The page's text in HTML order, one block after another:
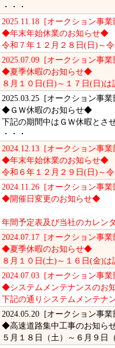
・・・
2025.11.18 [オークション事業
◆年末年始休業のお知らせ◆
令和７年１２月２８日(日)～
2025.07.09 [オークション事業
◆夏季休暇のお知らせ◆
８月１０日(日)～１７日(日)は
2025.03.25 [オークション事業
◆ＧＷ休暇のお知らせ◆
下記の期間中はＧＷ休暇とさ
・・・
2024.12.13 [オークション事業
◆年末年始休業のお知らせ◆
令和６年１２月２９日(日)～
2024.11.26 [オークション事業
◆開催日変更のお知らせ◆
年間予定表及び当社のカレン
2024.07.17 [オークション事業
◆夏季休暇のお知らせ◆
８月１０日(土)～１６日(金)は
2024.07.03 [オークション事業
◆システムメンテナンスのお
下記の通りシステムメンテナ
2024.05.20 [オークション事業
◆高速道路集中工事のお知ら
５月１８日（土）～６月９日